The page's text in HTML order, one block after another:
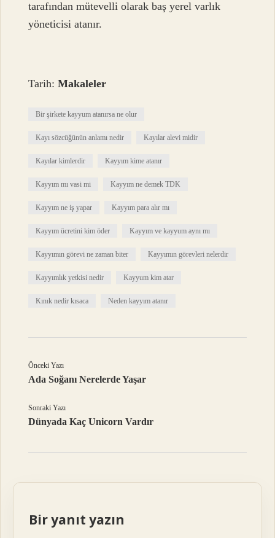
tarafından mütevelli olarak baş yerel varlık
yöneticisi atanır.
Tarih:Makaleler
Bir şirkete kayyum atanırsa ne olur
Kayı sözcüğünün anlamı nedir Kayılar alevi midir
Kayılar kimlerdir Kayyım kime atanır
Kayyım mı vasi mi Kayyım ne demek TDK
Kayyım ne iş yapar Kayyım para alır mı
Kayyım ücretini kim öder Kayyım ve kayyum aynı mı
Kayyımın görevi ne zaman biter Kayyımın görevleri nelerdir
Kayyımlık yetkisi nedir Kayyum kim atar
Kınık nedir kısaca Neden kayyım atanır
Önceki Yazı
Ada Soğanı Nerelerde Yaşar
Sonraki Yazı
Dünyada Kaç Unicorn Vardır
Bir yanıt yazın